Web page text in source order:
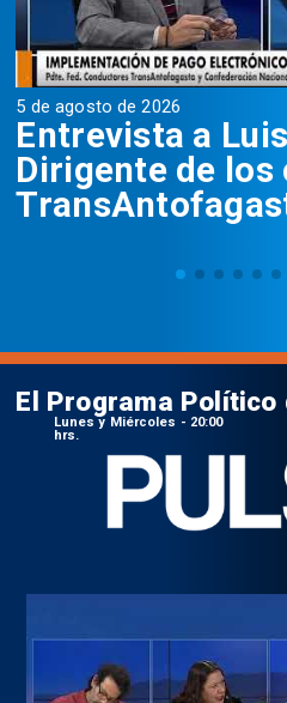
5 de agosto de 2026
Entrevista a
Dirigente de
El Programa
Lunes y Miércoles - 20:00
hrs.